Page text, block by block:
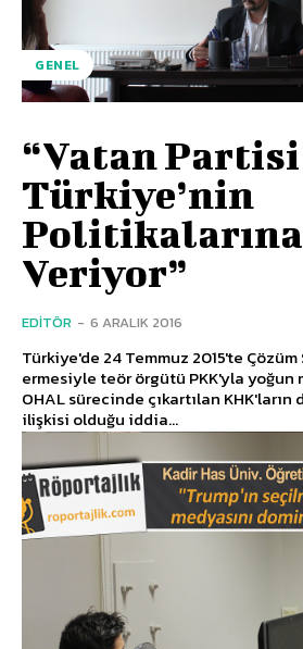
GENEL
“Vatan Partisi
Türkiye’nin
Politikalarına
Veriyor”
EDITÖR - 6 ARALIK 2016
Türkiye'de 24 Temmuz 2015'te
ermesiyle teör örgütü PKK'yla
OHAL sürecinde çıkartılan
ilişkisi olduğu iddia...